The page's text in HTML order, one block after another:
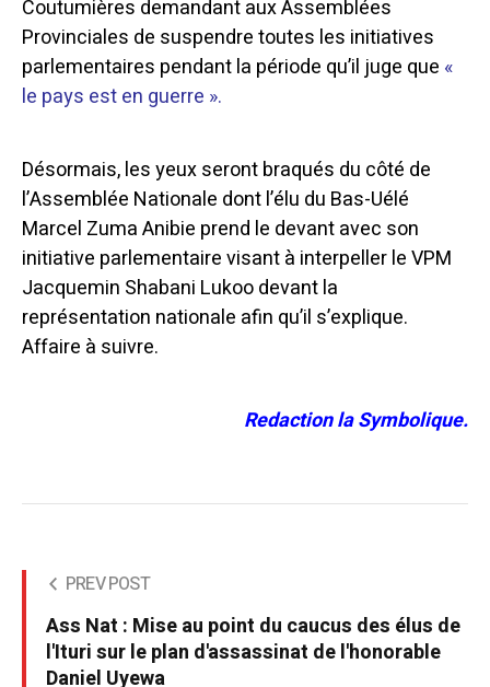
Coutumières demandant aux Assemblées
Provinciales de suspendre toutes les initiatives
parlementaires pendant la période qu’il juge que «
le pays est en guerre ».
Désormais, les yeux seront braqués du côté de
l’Assemblée Nationale dont l’élu du Bas-Uélé
Marcel Zuma Anibie prend le devant avec son
initiative parlementaire visant à interpeller le VPM
Jacquemin Shabani Lukoo devant la
représentation nationale afin qu’il s’explique.
Affaire à suivre.
Redaction la Symbolique.
PREV POST
Ass Nat : Mise au point du caucus des élus de
l'Ituri sur le plan d'assassinat de l'honorable
Daniel Uyewa